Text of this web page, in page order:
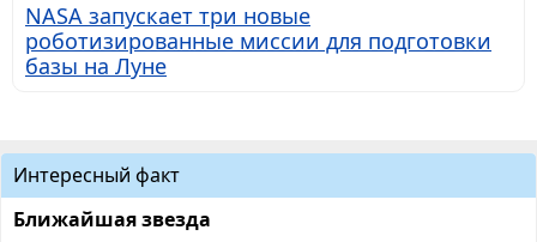
NASA запускает три новые
роботизированные миссии для подготовки
базы на Луне
Интересный факт
Ближайшая звезда